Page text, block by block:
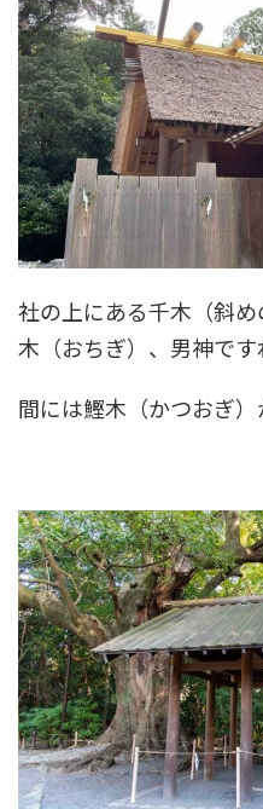
社の上にある千木（斜
木（おちぎ）、男神です
間には鰹木（かつおぎ）